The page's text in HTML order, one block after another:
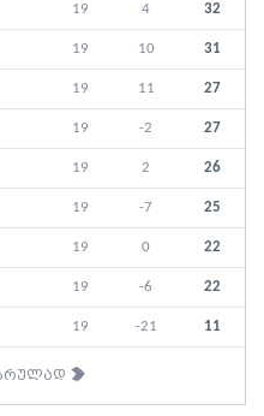
19 4 32
19 10 31
19 11 27
19 -2 27
19 2 26
19 -7 25
19 0 22
19 -6 22
19 -21 11